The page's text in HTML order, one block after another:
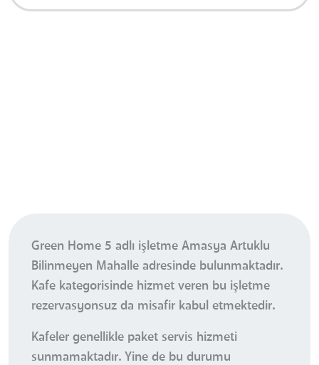
Green Home 5 adlı işletme Amasya Artuklu
Bilinmeyen Mahalle adresinde bulunmaktadır.
Kafe kategorisinde hizmet veren bu işletme
rezervasyonsuz da misafir kabul etmektedir.
Kafeler genellikle paket servis hizmeti
sunmamaktadır. Yine de bu durumu